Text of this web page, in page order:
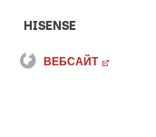
HISENSE
ВЕБСАЙТ